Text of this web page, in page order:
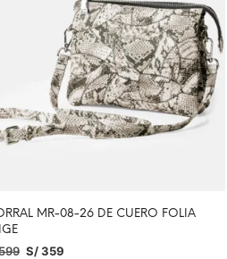
MR-08-26 DE CUERO FOLIA
S/359